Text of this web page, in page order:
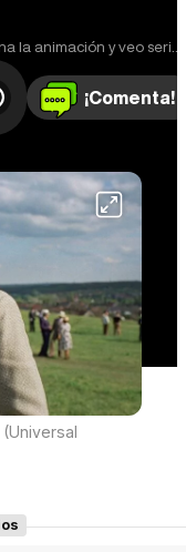
Redactor y crítico pop. Me apasiona la animación y veo series por encima de mis posibilidades.
¡Comenta!
(Universal